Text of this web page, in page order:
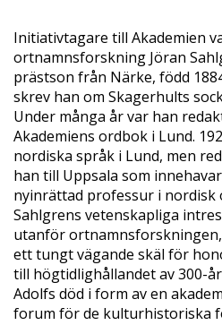
Initiativtagare till Akademien
ortnamnsforskning Jöran
prästson från Närke, född
skrev han om Skagerhults
Under många år var han
Akademiens ordbok i Lund.
nordiska språk i Lund, men
han till Uppsala som
nyinrättad professur i
Sahlgrens vetenskapliga
utanför
ett tungt vägande skäl för
till högtidlighållandet av 300-
Adolfs död i form av en
forum för de kulturhistoriska